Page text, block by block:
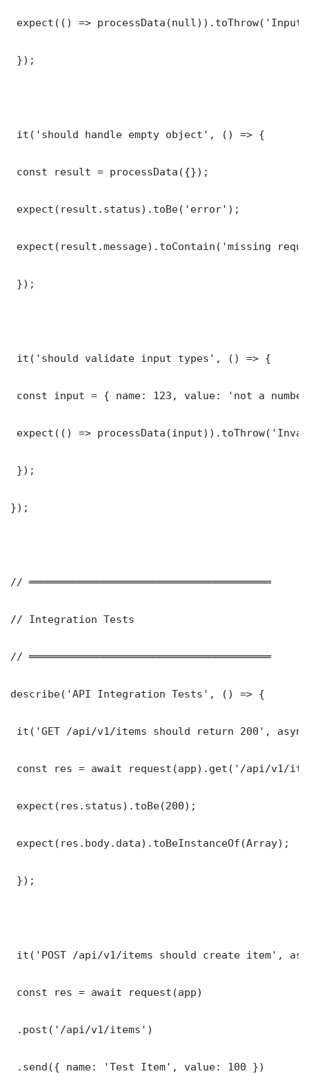
expect(() =>
});
it('should handle empty object', () => {
const result = processData({});
expect(result.status).toBe('error');
expect(result.message).toContain('missing
});
it('should validate input types', () => {
const input = { name: 123, value: 'not a
expect(() =>
});
});
// ═══════════════════════════════════════
// Integration Tests
// ═══════════════════════════════════════
describe('API Integration Tests', () => {
it('GET /api/v1/items should return 200',
const res = await request(app).get('/api/v1/
expect(res.status).toBe(200);
expect(res.body.data).toBeInstanceOf(Array);
});
it('POST /api/v1/items should create item',
const res = await request(app)
.post('/api/v1/items')
.send({ name: 'Test Item', value: 100 })